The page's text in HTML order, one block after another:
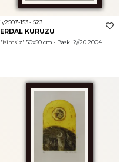
iy2507-153 - 523
ERDAL KURUZU
"isimsiz" 50x50 cm - Baskı 2//20 2004